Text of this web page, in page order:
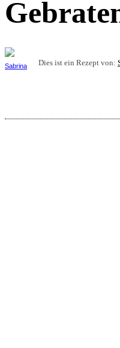
Dies ist ein Rezept von: